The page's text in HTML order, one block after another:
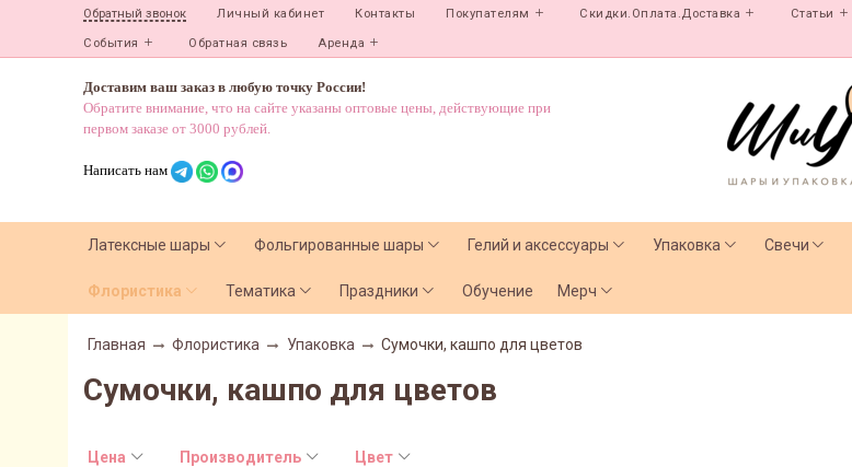
Обратный звонок Личный кабинет Контакты Покупателям Скидки.Оплата.Доставка Статьи
События Обратная связь Аренда
Доставим ваш заказ в любую точку России!
Обратите внимание, что на сайте указаны оптовые цены, действующие при
первом заказе от 3000 рублей.
Написать нам
Латексные шары Фольгированные шары Гелий и аксессуары Упаковка Свечи
Флористика Тематика Праздники Обучение Мерч
Главная Флористика Упаковка Сумочки, кашпо для цветов
Сумочки, кашпо для цветов
Цена Производитель Цвет